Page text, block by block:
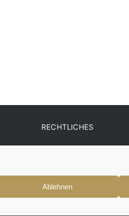
Ablehnen
RECHTLICHES
Zahlungsarten